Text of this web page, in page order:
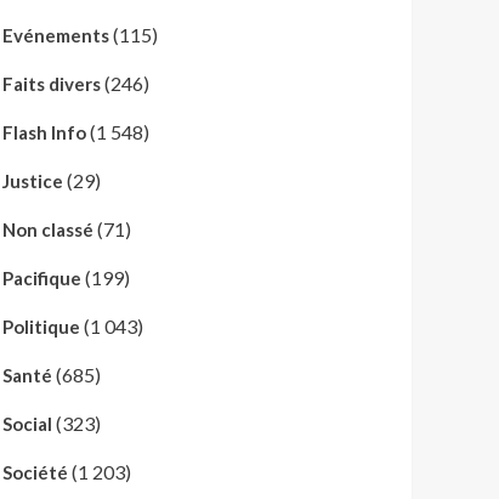
Evénements(115)
Faits divers(246)
Flash Info(1 548)
Justice (29)
Non classé (71)
Pacifique (199)
Politique (1 043)
Santé (685)
Social (323)
Société (1 203)